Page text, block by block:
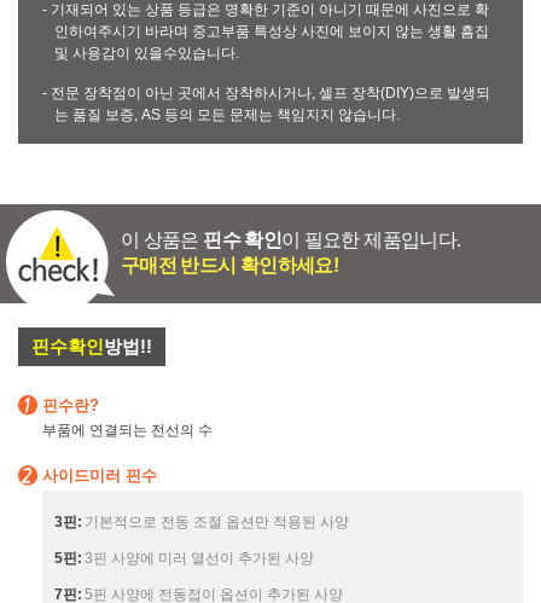
- 기재되어 있는 상품 등급은 명확한 기준이 아니기 때문에 사진으로 확
인하여주시기 바라며 중고부품 특성상 사진에 보이지 않는 생활 흠집
및 사용감이 있을수있습니다.
- 전문 장착점이 아닌 곳에서 장착하시거나, 셀프 장착(DIY)으로 발생되
는 품질 보증, AS 등의 모든 문제는 책임지지 않습니다.
이 상품은 핀수 확인이 필요한 제품입니다.
구매전 반드시 확인하세요!
핀수확인방법!!
핀수란?
부품에 연결되는 전선의 수
사이드미러 핀수
3핀: 기본적으로 전동 조절 옵션만 적용된 사양
5핀: 3핀 사양에 미러 열선이 추가된 사양
7핀: 5핀 사양에 전동접이 옵션이 추가된 사양